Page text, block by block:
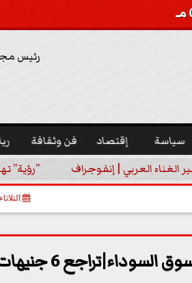
رئيس
سياسة إقتصاد فن وثقافة
الغناء العربي | إنفوجراف ”رؤية”
الثلاثاء، 23 مايو
هزة قوية تضرب